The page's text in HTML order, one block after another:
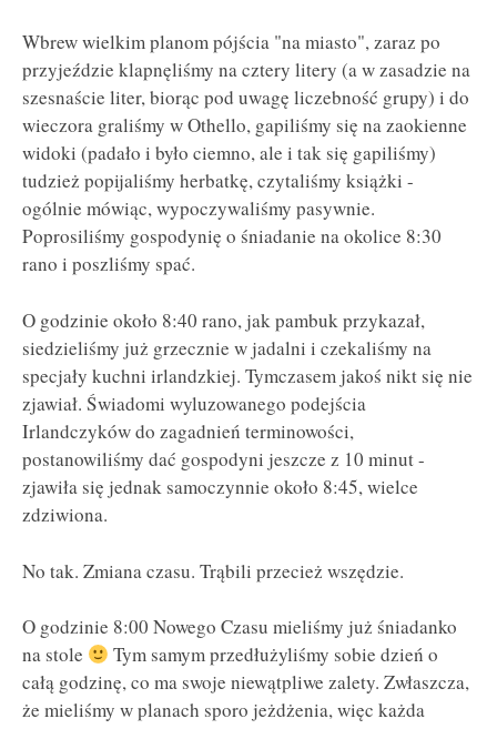
Wbrew wielkim planom pójścia "na miasto", zaraz po
przyjeździe klapnęliśmy na cztery litery (a w zasadzie na
szesnaście liter, biorąc pod uwagę liczebność grupy) i do
wieczora graliśmy w Othello, gapiliśmy się na zaokienne
widoki (padało i było ciemno, ale i tak się gapiliśmy)
tudzież popijaliśmy herbatkę, czytaliśmy książki -
ogólnie mówiąc, wypoczywaliśmy pasywnie.
Poprosiliśmy gospodynię o śniadanie na okolice 8:30
rano i poszliśmy spać.
O godzinie około 8:40 rano, jak pambuk przykazał,
siedzieliśmy już grzecznie w jadalni i czekaliśmy na
specjały kuchni irlandzkiej. Tymczasem jakoś nikt się nie
zjawiał. Świadomi wyluzowanego podejścia
Irlandczyków do zagadnień terminowości,
postanowiliśmy dać gospodyni jeszcze z 10 minut -
zjawiła się jednak samoczynnie około 8:45, wielce
zdziwiona.
No tak. Zmiana czasu. Trąbili przecież wszędzie.
O godzinie 8:00 Nowego Czasu mieliśmy już śniadanko
na stole
Tym samym przedłużyliśmy sobie dzień o
całą godzinę, co ma swoje niewątpliwe zalety. Zwłaszcza,
że mieliśmy w planach sporo jeżdżenia, więc każda